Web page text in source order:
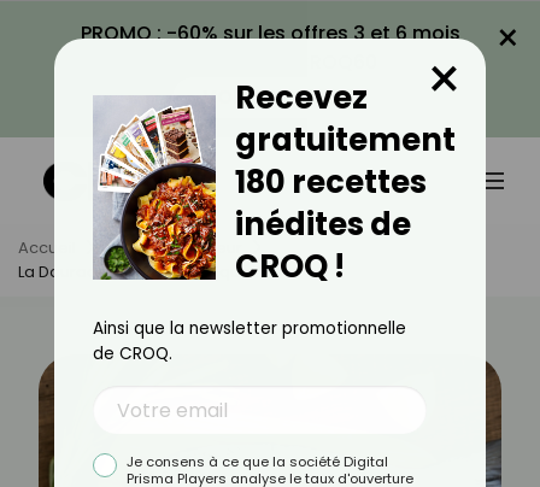
PROMO : -60% sur les offres 3 et 6 mois
VOIR LA PROMO
×
Accueil Actus
Minceur
La Daurade Est-Elle Calorique ?
Recevez
gratuitement
180 recettes
inédites de
CROQ !
×
Ainsi que la newsletter promotionnelle
de CROQ.
Je consens à ce que la société Digital
Prisma Players analyse le taux d'ouverture